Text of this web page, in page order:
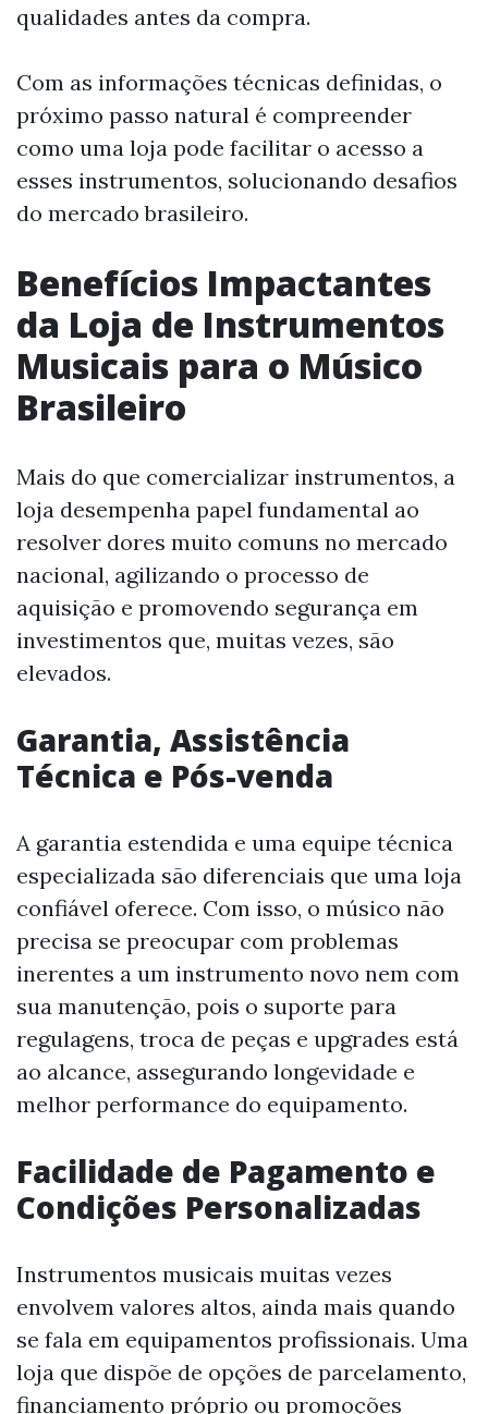
qualidades antes da compra.
Com as informações técnicas definidas, o
próximo passo natural é compreender
como uma loja pode facilitar o acesso a
esses instrumentos, solucionando desafios
do mercado brasileiro.
Benefícios Impactantes
da Loja de Instrumentos
Musicais para o Músico
Brasileiro
Mais do que comercializar instrumentos, a
loja desempenha papel fundamental ao
resolver dores muito comuns no mercado
nacional, agilizando o processo de
aquisição e promovendo segurança em
investimentos que, muitas vezes, são
elevados.
Garantia, Assistência
Técnica e Pós-venda
A garantia estendida e uma equipe técnica
especializada são diferenciais que uma loja
confiável oferece. Com isso, o músico não
precisa se preocupar com problemas
inerentes a um instrumento novo nem com
sua manutenção, pois o suporte para
regulagens, troca de peças e upgrades está
ao alcance, assegurando longevidade e
melhor performance do equipamento.
Facilidade de Pagamento e
Condições Personalizadas
Instrumentos musicais muitas vezes
envolvem valores altos, ainda mais quando
se fala em equipamentos profissionais. Uma
loja que dispõe de opções de parcelamento,
financiamento próprio ou promoções